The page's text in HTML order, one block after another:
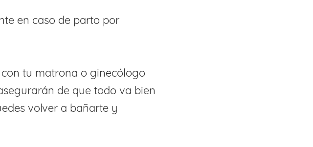
en caso de parto por
tu matrona o ginecólogo
de que todo va bien
volver a bañarte y